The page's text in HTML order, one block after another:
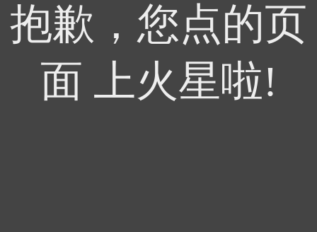
抱歉，您点的页
面 上火星啦!